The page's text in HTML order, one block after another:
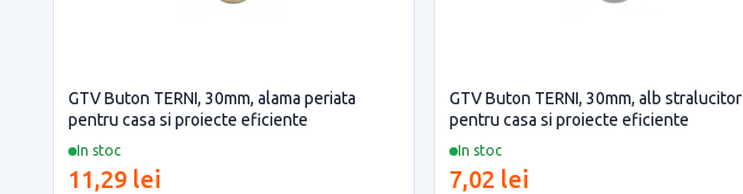
In stoc
GTV Buton TERNI, 30mm, alama periata
pentru casa si proiecte eficiente
11,29 lei
In stoc
GTV Buton TERNI, 30mm, alb stralucitor
pentru casa si proiecte eficiente
7,02 lei